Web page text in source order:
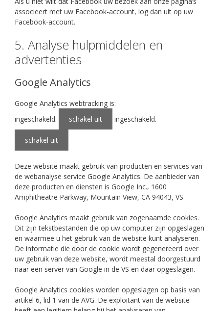
associeert met uw Facebook-account, log dan uit op uw
Facebook-account.
5. Analyse hulpmiddelen en
advertenties
Google Analytics
Google Analytics webtracking is:
ingeschakeld.
schakel uit ingeschakeld.
schakel uit
Deze website maakt gebruik van producten en services van
de webanalyse service Google Analytics. De aanbieder van
deze producten en diensten is Google Inc., 1600
Amphitheatre Parkway, Mountain View, CA 94043, VS.
Google Analytics maakt gebruik van zogenaamde cookies.
Dit zijn tekstbestanden die op uw computer zijn opgeslagen
en waarmee u het gebruik van de website kunt analyseren.
De informatie die door de cookie wordt gegenereerd over
uw gebruik van deze website, wordt meestal doorgestuurd
naar een server van Google in de VS en daar opgeslagen.
Google Analytics cookies worden opgeslagen op basis van
artikel 6, lid 1 van de AVG. De exploitant van de website